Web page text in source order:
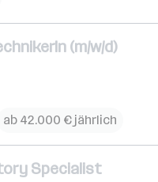
(m/w/d)
ab 42.000 € jährlich
Specialist